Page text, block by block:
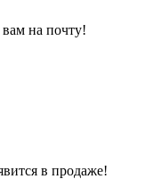
на почту!
в продаже!